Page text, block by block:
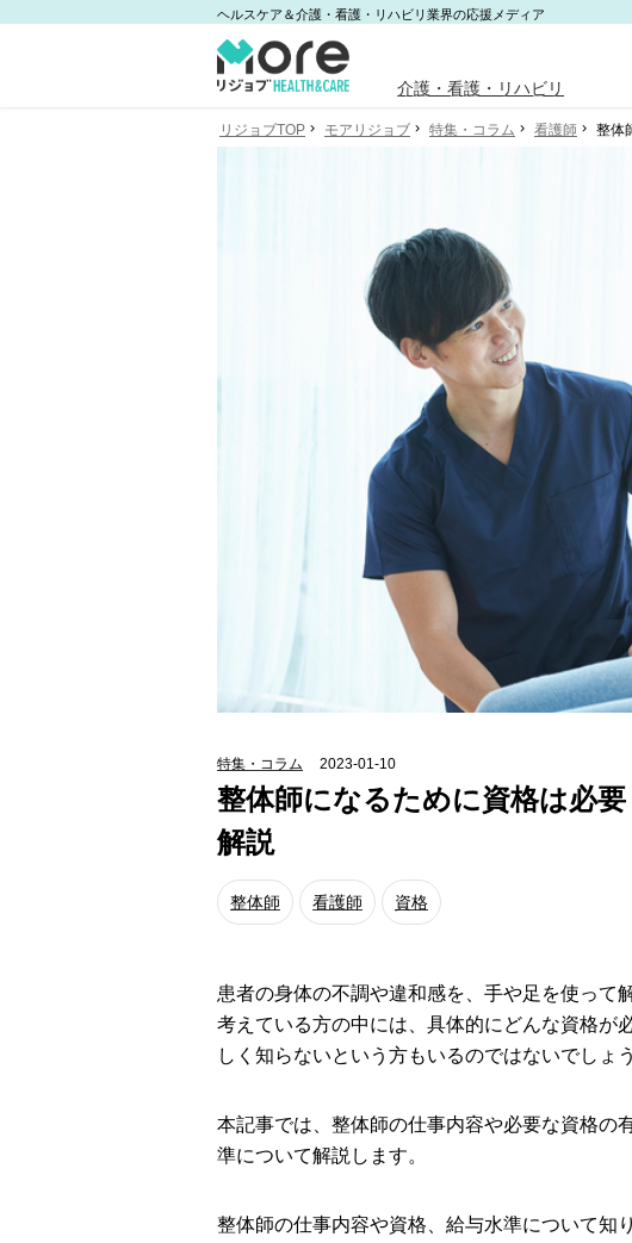
ヘルスケア＆介護・看護・リハビリ業界の応援メディア
介護・看護・リハビリ
リジョブTOP モアリジョブ 特集・コラム 看護師 整体
特集・コラム 2023-01-10
整体師になるために資格は必
解説
整体師 看護師 資格
患者の身体の不調や違和感を、手や足を使って
考えている方の中には、具体的にどんな資格が
しく知らないという方もいるのではないでしょ
本記事では、整体師の仕事内容や必要な資格の
準について解説します。
整体師の仕事内容や資格、給与水準について知